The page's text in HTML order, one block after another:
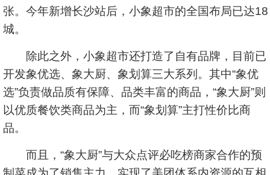
张。今年新增长沙站后，小象超市的全国布局已达18
城。
除此之外，小象超市还打造了自有品牌，目前已
开发象优选、象大厨、象划算三大系列。其中“象优
选”负责做品质有保障、品类丰富的商品，“象大厨”则
以优质餐饮类商品为主，而“象划算”主打性价比商
品。
而且，“象大厨”与大众点评必吃榜商家合作的预